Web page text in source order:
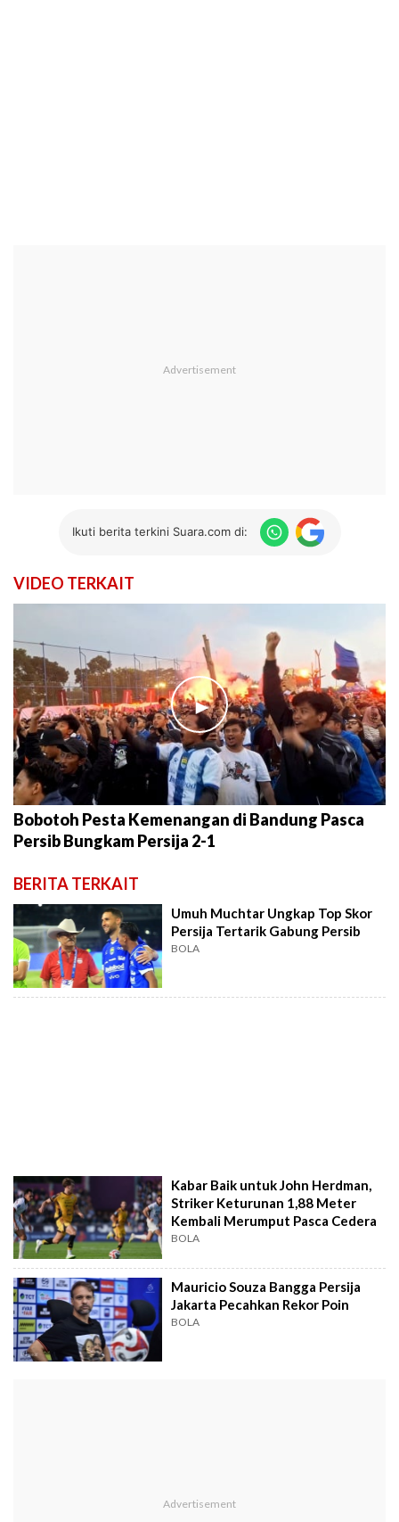
Ikuti berita terkini Suara.com di:
VIDEO TERKAIT
►
Bobotoh Pesta Kemenangan di Bandung Pasca
Persib Bungkam Persija 2-1
BERITA TERKAIT
Umuh Muchtar Ungkap Top Skor
Persija Tertarik Gabung Persib
BOLA
Kabar Baik untuk John Herdman,
Striker Keturunan 1,88 Meter
Kembali Merumput Pasca Cedera
BOLA
Mauricio Souza Bangga Persija
Jakarta Pecahkan Rekor Poin
BOLA